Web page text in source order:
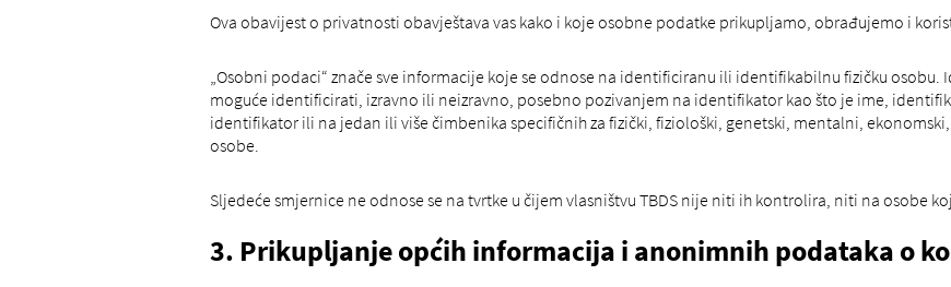
Ova obavijest o privatnosti obavještava vas kako i koje osobne podatke prikupljamo, obrađujemo i
„Osobni podaci“ znače sve informacije koje se odnose na identificiranu ili identifikabilnu fizičku osobu.
moguće identificirati, izravno ili neizravno, posebno pozivanjem na identifikator kao što je ime,
identifikator ili na jedan ili više čimbenika specifičnih za fizički, fiziološki, genetski, mentalni,
osobe.
Sljedeće smjernice ne odnose se na tvrtke u čijem vlasništvu TBDS nije niti ih kontrolira, niti na osobe
3. Prikupljanje općih informacija i anonimnih podataka o